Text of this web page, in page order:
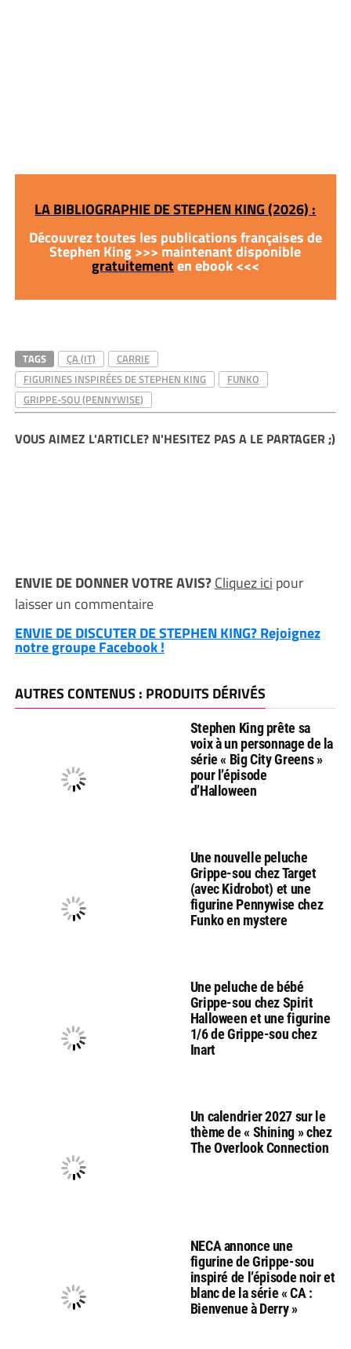
LA BIBLIOGRAPHIE DE STEPHEN KING (2026) :
Découvrez toutes les publications françaises de
Stephen King >>> maintenant disponible
gratuitementen ebook <<<
TAGS ÇA (IT)
CARRIE
FIGURINES INSPIRÉES DE STEPHEN KING
FUNKO
GRIPPE-SOU (PENNYWISE)
VOUS AIMEZ L'ARTICLE? N'HESITEZ PAS A LE PARTAGER ;)
ENVIE DE DONNER VOTRE AVIS?Cliquez ici pour
laisser un commentaire
ENVIE DE DISCUTER DE STEPHEN KING? Rejoignez
notre groupe Facebook !
AUTRES CONTENUS : PRODUITS DÉRIVÉS
Stephen King prête sa
voix à un personnage de la
série « Big City Greens »
pour l’épisode
d’Halloween
Une nouvelle peluche
Grippe-sou chez Target
(avec Kidrobot) et une
figurine Pennywise chez
Funko en mystere
Une peluche de bébé
Grippe-sou chez Spirit
Halloween et une figurine
1/6 de Grippe-sou chez
Inart
Un calendrier 2027 sur le
thème de « Shining » chez
The Overlook Connection
NECA annonce une
figurine de Grippe-sou
inspiré de l’épisode noir et
blanc de la série « CA :
Bienvenue à Derry »